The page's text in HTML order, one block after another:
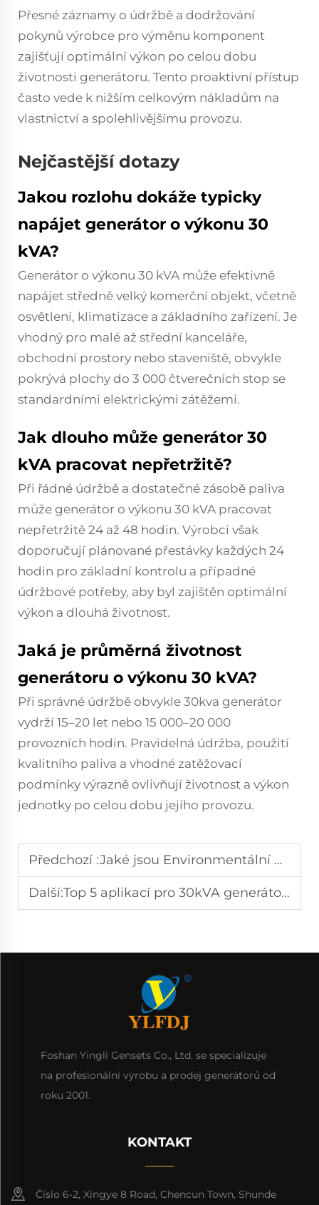
Přesné záznamy o údržbě a dodržování
pokynů výrobce pro výměnu komponent
zajišťují optimální výkon po celou dobu
životnosti generátoru. Tento proaktivní přístup
často vede k nižším celkovým nákladům na
vlastnictví a spolehlivějšímu provozu.
Nejčastější dotazy
Jakou rozlohu dokáže typicky
napájet generátor o výkonu 30
kVA?
Generátor o výkonu 30 kVA může efektivně
napájet středně velký komerční objekt, včetně
osvětlení, klimatizace a základního zařízení. Je
vhodný pro malé až střední kanceláře,
obchodní prostory nebo staveniště, obvykle
pokrývá plochy do 3 000 čtverečních stop se
standardními elektrickými zátěžemi.
Jak dlouho může generátor 30
kVA pracovat nepřetržitě?
Při řádné údržbě a dostatečné zásobě paliva
může generátor o výkonu 30 kVA pracovat
nepřetržitě 24 až 48 hodin. Výrobci však
doporučují plánované přestávky každých 24
hodin pro základní kontrolu a případné
údržbové potřeby, aby byl zajištěn optimální
výkon a dlouhá životnost.
Jaká je průměrná životnost
generátoru o výkonu 30 kVA?
Při správné údržbě obvykle 30kva generátor
vydrží 15–20 let nebo 15 000–20 000
provozních hodin. Pravidelná údržba, použití
kvalitního paliva a vhodné zatěžovací
podmínky výrazně ovlivňují životnost a výkon
jednotky po celou dobu jejího provozu.
Předchozí :Jaké jsou Environmentální Dopady Používání Dieselových Generátorů a Jak Je Lze Minimalizovat?
Další:Top 5 aplikací pro 30kVA generátory v komerčních budovách
Foshan Yingli Gensets Co., Ltd. se specializuje
na profesionální výrobu a prodej generátorů od
roku 2001.
KONTAKT
Číslo 6-2, Xingye 8 Road, Chencun Town, Shunde